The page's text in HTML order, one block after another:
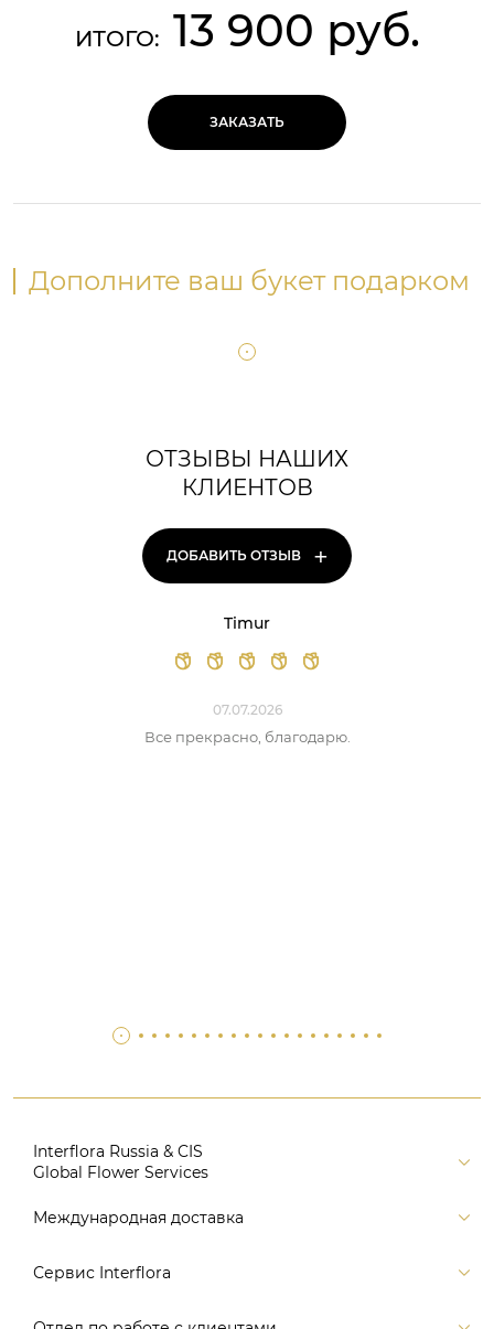
ИТОГО: 13 900 руб.
ЗАКАЗАТЬ
Дополните ваш букет подарком
ОТЗЫВЫ НАШИХ
КЛИЕНТОВ
ДОБАВИТЬ ОТЗЫВ +
Timur
07.07.2026
Все прекрасно, благодарю.
Interflora Russia & CIS
Global Flower Services
Версия для печати
Поиск
Международная доставка
Россия
Сервис Interflora
Заказ и оплата